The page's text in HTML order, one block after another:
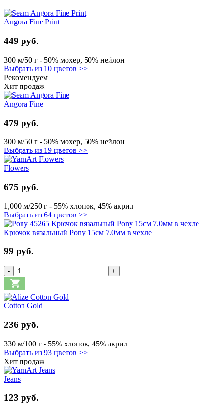
Angora Fine Print
449 руб.
300 м/50 г - 50% мохер, 50% нейлон
Выбрать из 10 цветов >>
Рекомендуем
Хит продаж
Angora Fine
479 руб.
300 м/50 г - 50% мохер, 50% нейлон
Выбрать из 19 цветов >>
Flowers
675 руб.
1,000 м/250 г - 55% хлопок, 45% акрил
Выбрать из 64 цветов >>
Крючок вязальный Pony 15см 7.0мм в чехле
99 руб.
- +
Cotton Gold
236 руб.
330 м/100 г - 55% хлопок, 45% акрил
Выбрать из 93 цветов >>
Хит продаж
Jeans
123 руб.